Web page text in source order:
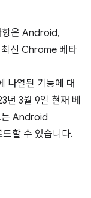
항은 Android,
신 Chrome 베타
나열된 기능에 대
년 3월 9일 현재 베
는 Android
할 수 있습니다.